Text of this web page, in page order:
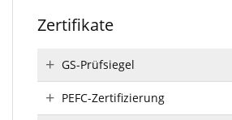
Zertifikate
GS-Prüfsiegel
PEFC-Zertifizierung